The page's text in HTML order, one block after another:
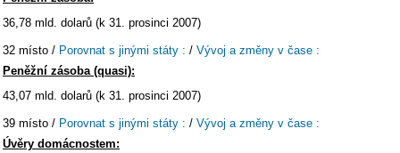
36,78 mld. dolarů (k 31. prosinci 2007)
32 místo / Porovnat s jinými státy : / Vývoj a změny v čase :
Peněžní zásoba (quasi):
43,07 mld. dolarů (k 31. prosinci 2007)
39 místo / Porovnat s jinými státy : / Vývoj a změny v čase :
Úvěry domácnostem: